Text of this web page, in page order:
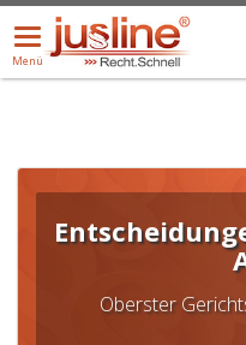
Menü
öffnen/schließen
Menü
ALLE DROPDOWN:
Oberster